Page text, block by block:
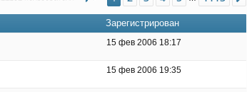
Зарегистрирован
15 фев 2006 18:17
15 фев 2006 19:35